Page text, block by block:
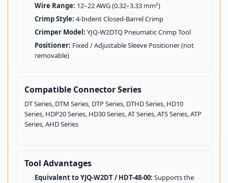
Wire Range: 12–22 AWG (0.32–3.33 mm²)
Crimp Style: 4-Indent Closed-Barrel Crimp
Crimper Model: YJQ-W2DTQ Pneumatic Crimp Tool
Positioner: Fixed / Adjustable Sleeve Positioner (not
removable)
Compatible Connector Series
DT Series, DTM Series, DTP Series, DTHD Series, HD10
Series, HDP20 Series, HD30 Series, AT Series, ATS Series, ATP
Series, AHD Series
Tool Advantages
Equivalent to YJQ-W2DT / HDT-48-00: Supports the